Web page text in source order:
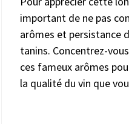
important de ne pas
arômes et persistance
tanins. Concentrez-
ces fameux arômes
la qualité du vin que